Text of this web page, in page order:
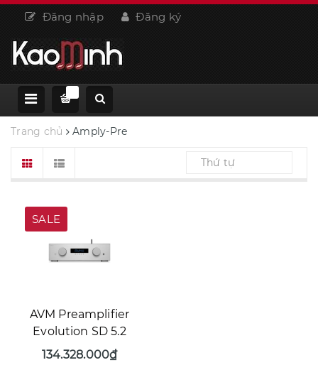
Đăng nhập Đăng ký
Trang chủ Amply-Pre
Thứ tự
SALE
AVM Preamplifier
Evolution SD 5.2
134.328.000₫